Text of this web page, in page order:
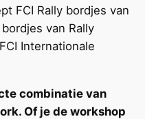
FCI Rally bordjes van
van Rally
Internationale
combinatie van
Of je de workshop